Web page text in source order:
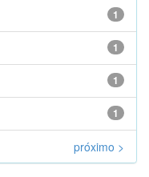
1
1
1
1
próximo >